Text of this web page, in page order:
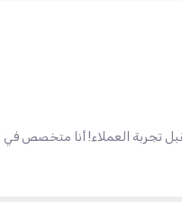
تجربة العملاء! أنا متخصص في